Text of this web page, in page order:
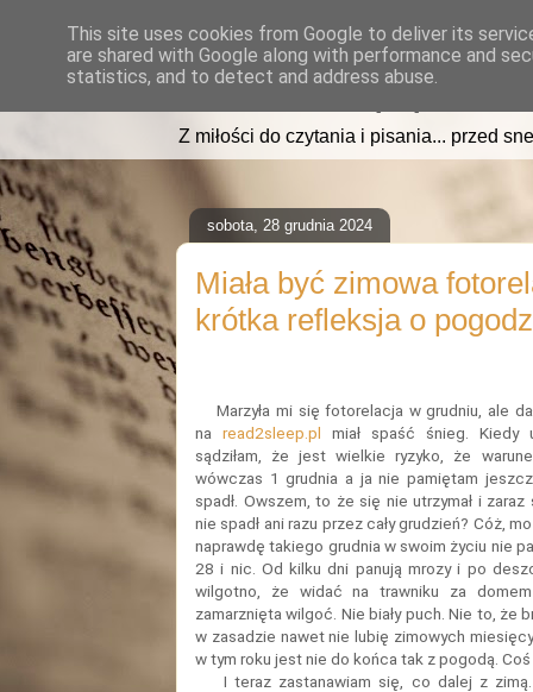
read2sleep.pl
Z miłości do czytania i pisania... przed
sobota, 28 grudnia 2024
Miała być zimowa
krótka refleksja o
Marzyła mi się fotorelacja w grudniu, ale
na read2sleep.pl miał spaść śnieg. Kiedy
sądziłam, że jest wielkie ryzyko, że
wówczas 1 grudnia a ja nie pamiętam
spadł. Owszem, to że się nie utrzymał i zaraz
nie spadł ani razu przez cały grudzień? Cóż,
naprawdę takiego grudnia w swoim życiu nie
28 i nic. Od kilku dni panują mrozy i po
wilgotno, że widać na trawniku za
zamarznięta wilgoć. Nie biały puch. Nie to, że
w zasadzie nawet nie lubię zimowych
w tym roku jest nie do końca tak z pogodą.
I teraz zastanawiam się, co dalej z
This site uses cookies from Google to deliver its
are shared with Google along with performance and
statistics, and to detect and address abuse.